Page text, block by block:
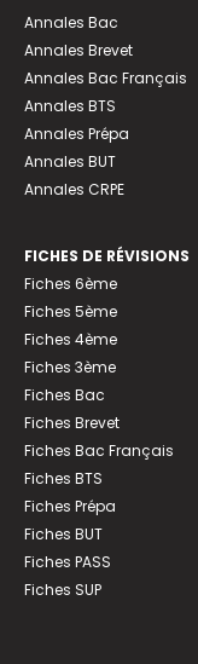
Annales Bac
Annales Brevet
Annales Bac Français
Annales BTS
Annales Prépa
Annales BUT
Annales CRPE
FICHES DE RÉVISIONS
Fiches 6ème
Fiches 5ème
Fiches 4ème
Fiches 3ème
Fiches Bac
Fiches Brevet
Fiches Bac Français
Fiches BTS
Fiches Prépa
Fiches BUT
Fiches PASS
Fiches SUP